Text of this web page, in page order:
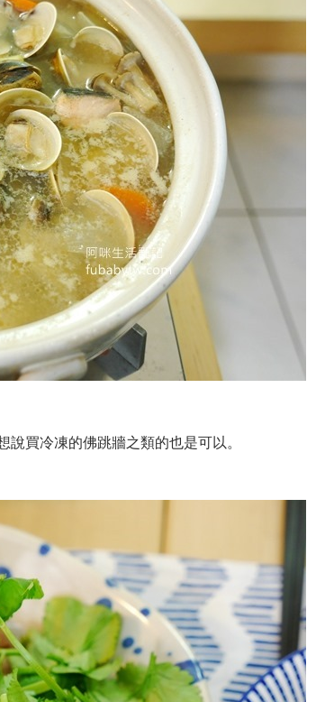
買冷凍的佛跳牆之類的也是可以。